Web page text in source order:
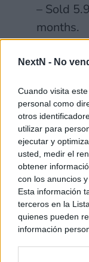
NextN - No
Cuando visita
personal como
otros
utilizar para
ejecutar y
usted, medir el
obtener
con los anuncios
Esta información
terceros en la
quienes pueden
información
– Sold
months.
– 2nd
hardware
Source:
—
2026